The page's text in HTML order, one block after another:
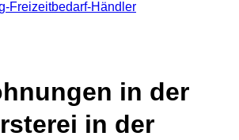
Freizeitbedarf-Händler
in der
in der